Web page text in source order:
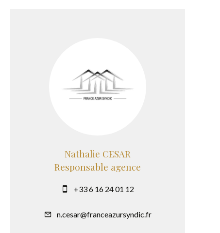
Nathalie CESAR
Responsable agence
+33 6 16 24 01 12
n.cesar@franceazursyndic.fr